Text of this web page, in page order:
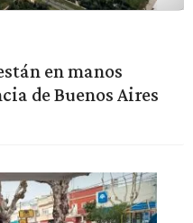
en manos
de Buenos Aires